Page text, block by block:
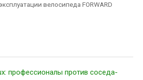
велосипеда FORWARD
профессионалы против соседа-